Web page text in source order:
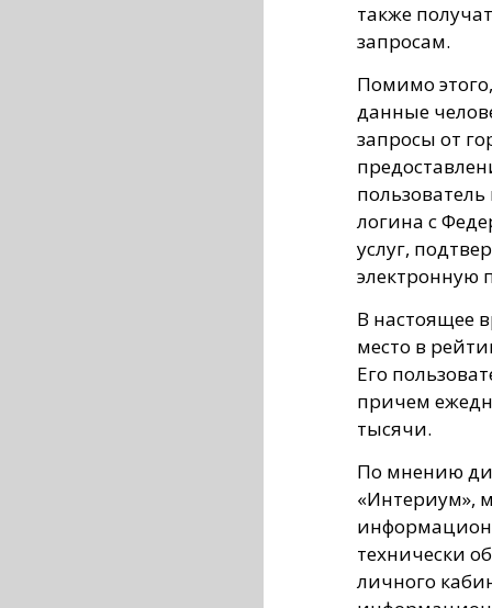
также
запросам.
Помимо
данные
запросы от
логина с
услуг,
электронную
В настоящее
место в
Его
причем
тысячи.
По мнению
«Интериум»,
технически
личного